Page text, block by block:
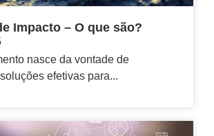
Impacto – O que são?
nasce da vontade de
efetivas para...